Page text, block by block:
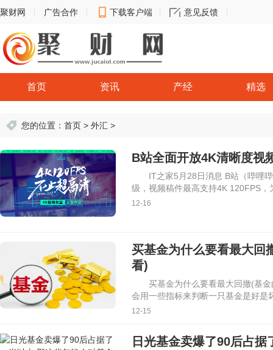
聚财网 广告合作 下载客户端 意见反馈
首页 资讯 产经 精选
您的位置： 首页 > 外汇 >
B站全面开放4K清晰度视
IT之家5月28日消息 B站（哔哩
级，视频稿件最高支持4K 120FPS，
12-16
买基金为什么要看最大回
看)
买基金为什么要看最大回撤(基
会用一些指标来判断一只基金是好是
12-15
日光基金卖爆了90后占